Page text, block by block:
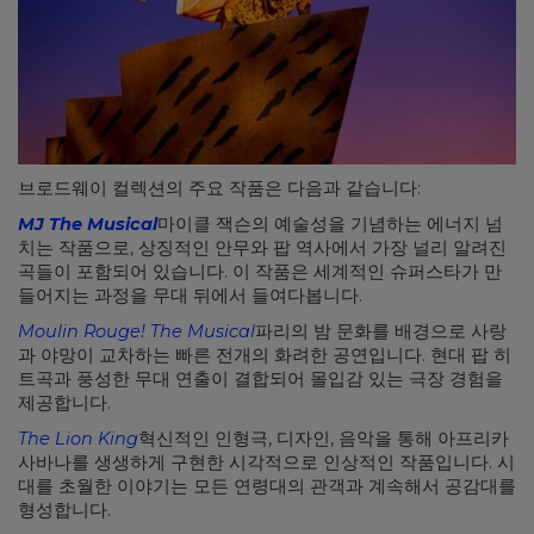
브로드웨이 컬렉션의 주요 작품은 다음과 같습니다:
MJ The Musical마이클 잭슨의 예술성을 기념하는 에너지 넘
치는 작품으로, 상징적인 안무와 팝 역사에서 가장 널리 알려진
곡들이 포함되어 있습니다. 이 작품은 세계적인 슈퍼스타가 만
들어지는 과정을 무대 뒤에서 들여다봅니다.
Moulin Rouge! The Musical파리의 밤 문화를 배경으로 사랑
과 야망이 교차하는 빠른 전개의 화려한 공연입니다. 현대 팝 히
트곡과 풍성한 무대 연출이 결합되어 몰입감 있는 극장 경험을
제공합니다.
The Lion King혁신적인 인형극, 디자인, 음악을 통해 아프리카
사바나를 생생하게 구현한 시각적으로 인상적인 작품입니다. 시
대를 초월한 이야기는 모든 연령대의 관객과 계속해서 공감대를
형성합니다.